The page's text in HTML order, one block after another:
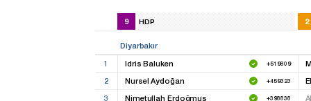
9 HDP 2
Diyarbakır
1
Idris Baluken +519809
2 Nursel Aydoğan +459323
3 Nimetullah Erdoğmuş +398838